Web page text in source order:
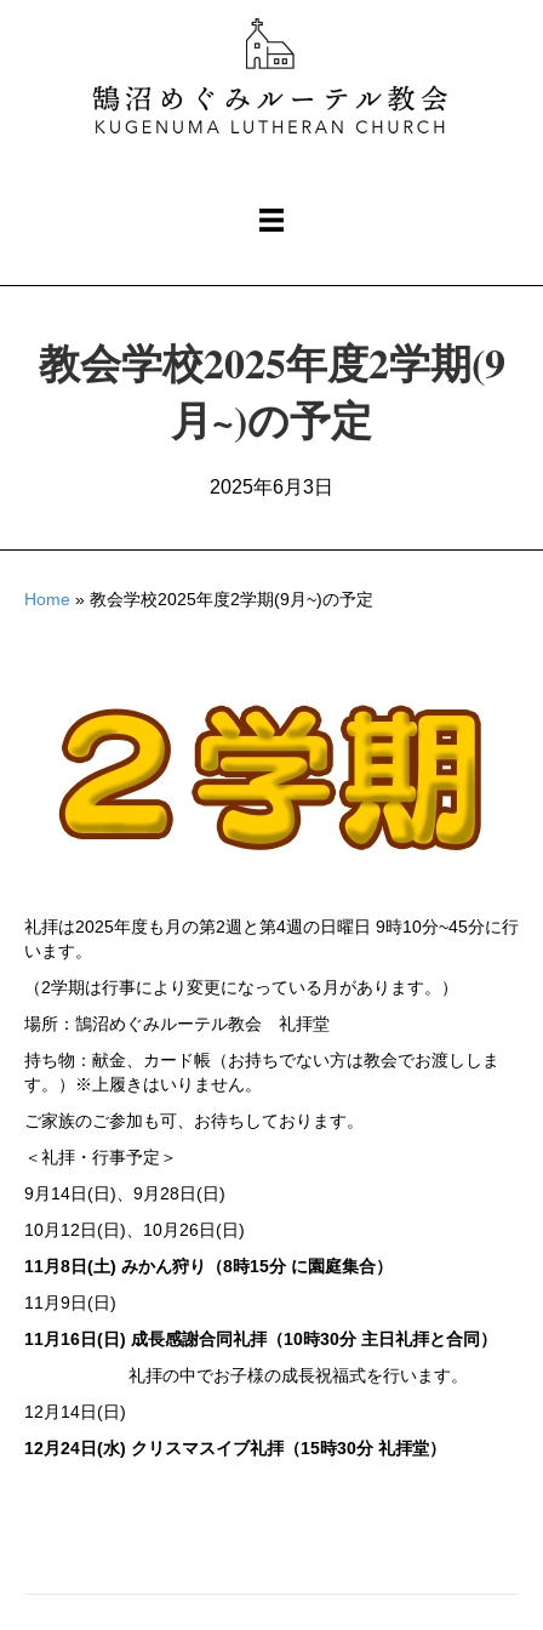
教会学校2025年度2学期(9
月~)の予定
2025年6月3日
Home » 教会学校2025年度2学期(9月~)の予定
礼拝は2025年度も月の第2週と第4週の日曜日 9時10分~45分に行
います。
（2学期は行事により変更になっている月があります。）
場所：鵠沼めぐみルーテル教会 礼拝堂
持ち物：献金、カード帳（お持ちでない方は教会でお渡ししま
す。）※上履きはいりません。
ご家族のご参加も可、お待ちしております。
＜礼拝・行事予定＞
9月14日(日)、9月28日(日)
10月12日(日)、10月26日(日)
11月8日(土) みかん狩り（8時15分 に園庭集合）
11月9日(日)
11月16日(日) 成長感謝合同礼拝（10時30分 主日礼拝と合同）
礼拝の中でお子様の成長祝福式を行います。
12月14日(日)
12月24日(水) クリスマスイブ礼拝（15時30分 礼拝堂）